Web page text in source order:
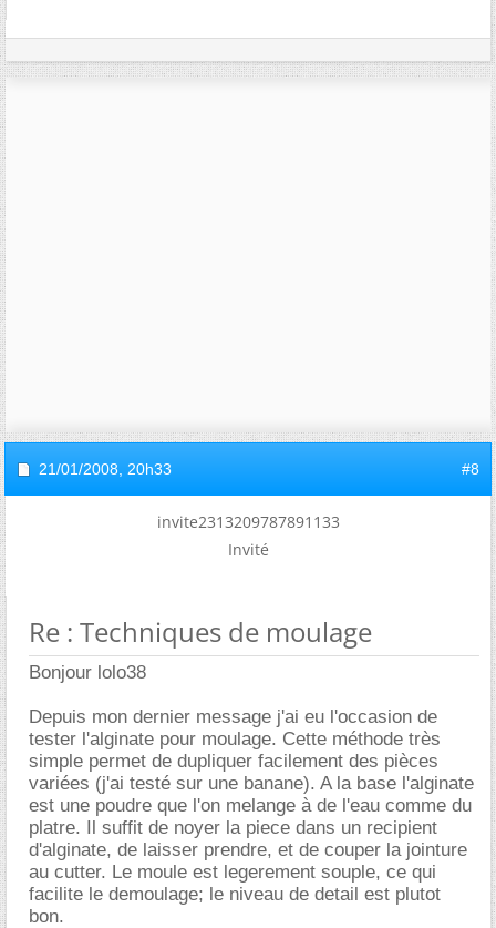
21/01/2008, 20h33 #8
invite2313209787891133
Invité
Re : Techniques de moulage
Bonjour lolo38
Depuis mon dernier message j'ai eu l'occasion de
tester l'alginate pour moulage. Cette méthode très
simple permet de dupliquer facilement des pièces
variées (j'ai testé sur une banane). A la base l'alginate
est une poudre que l'on melange à de l'eau comme du
platre. Il suffit de noyer la piece dans un recipient
d'alginate, de laisser prendre, et de couper la jointure
au cutter. Le moule est legerement souple, ce qui
facilite le demoulage; le niveau de detail est plutot
bon.